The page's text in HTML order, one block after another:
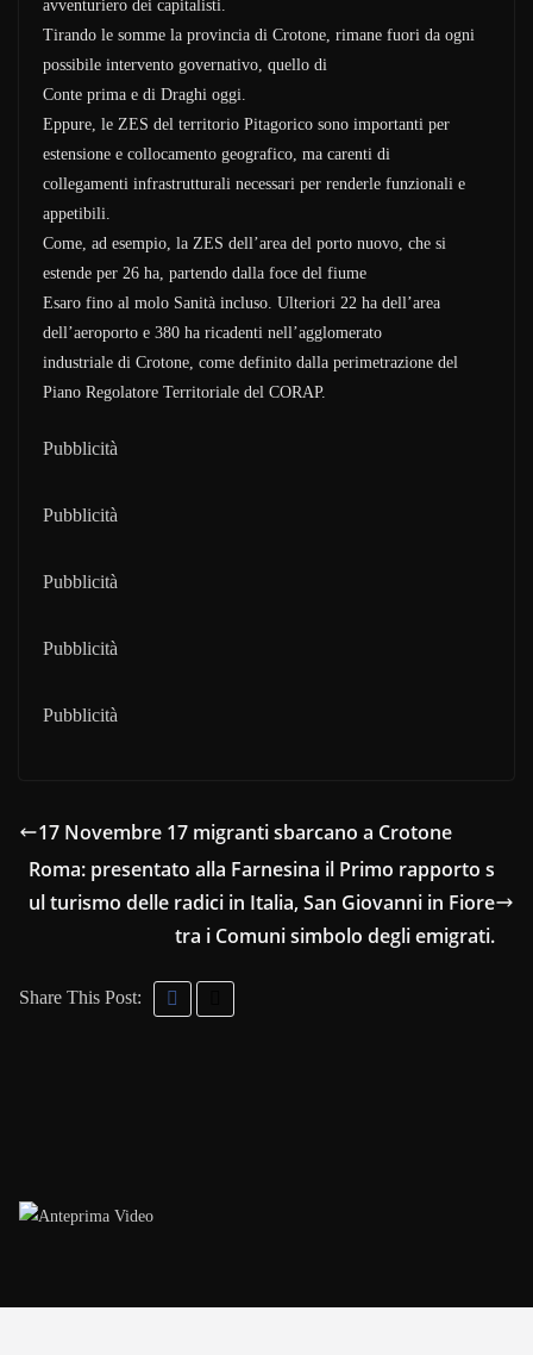
avventuriero dei capitalisti.
Tirando le somme la provincia di Crotone, rimane fuori da ogni
possibile intervento governativo, quello di
Conte prima e di Draghi oggi.
Eppure, le ZES del territorio Pitagorico sono importanti per
estensione e collocamento geografico, ma carenti di
collegamenti infrastrutturali necessari per renderle funzionali e
appetibili.
Come, ad esempio, la ZES dell’area del porto nuovo, che si
estende per 26 ha, partendo dalla foce del fiume
Esaro fino al molo Sanità incluso. Ulteriori 22 ha dell’area
dell’aeroporto e 380 ha ricadenti nell’agglomerato
industriale di Crotone, come definito dalla perimetrazione del
Piano Regolatore Territoriale del CORAP.
Pubblicità
Pubblicità
Pubblicità
Pubblicità
Pubblicità
17 Novembre 17 migranti sbarcano a Crotone
Roma: presentato alla Farnesina il Primo rapporto s
ul turismo delle radici in Italia, San Giovanni in Fiore
tra i Comuni simbolo degli emigrati.
Share This Post: